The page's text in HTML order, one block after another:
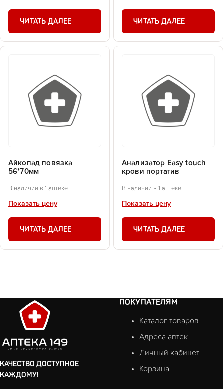
ЧИТАТЬ ДАЛЕЕ ЧИТАТЬ ДАЛЕЕ
Айкопад повязка
56*70мм
В наличии в 1 аптеке
Показать цену
ЧИТАТЬ ДАЛЕЕ
Анализатор Еasy touch
крови портатив
В наличии в 1 аптеке
Показать цену
ЧИТАТЬ ДАЛЕЕ
КАЧЕСТВО ДОСТУПНОЕ
КАЖДОМУ!
ПОКУПАТЕЛЯМ
Каталог товаров
Адреса аптек
Личный кабинет
Корзина